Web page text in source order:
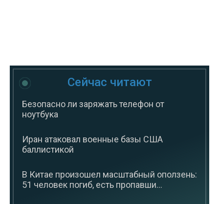
Сейчас читают
Безопасно ли заряжать телефон от
ноутбука
Иран атаковал военные базы США
баллистикой
В Китае произошел масштабный оползень:
51 человек погиб, есть пропавши...